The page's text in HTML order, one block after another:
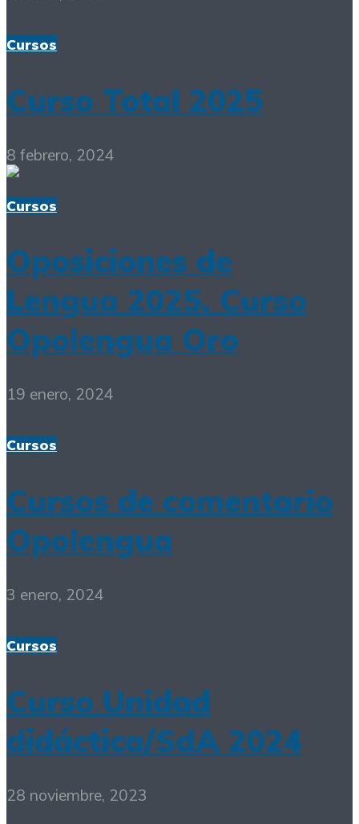
Cursos
Curso Total 2025
8 febrero, 2024
Cursos
Oposiciones de
Lengua 2025. Curso
Opolengua Oro
19 enero, 2024
Cursos
Cursos de comentario
Opolengua
3 enero, 2024
Cursos
Curso Unidad
didáctica/SdA 2024
28 noviembre, 2023